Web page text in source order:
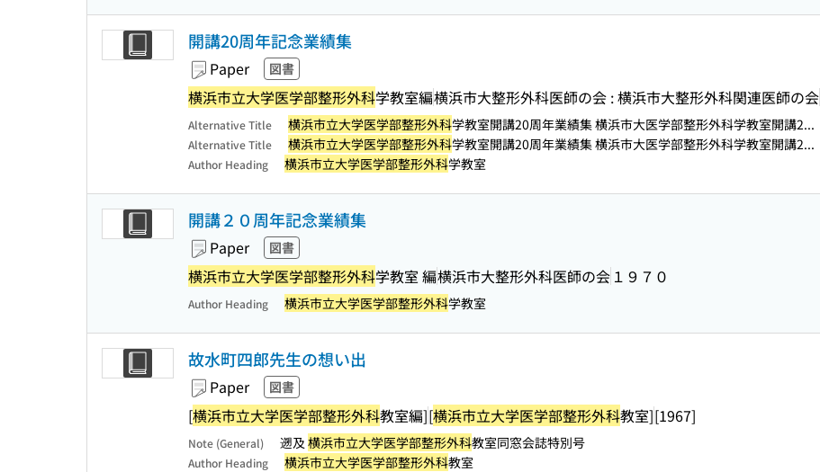
開講20周年記念業績集
Paper 図書
横浜市立大学医学部整形外科学教室編横浜市大整形外科医師の会 : 横浜市大整形外科関連医師の会
Alternative Title 横浜市立大学医学部整形外科学教室開講20周年業績集 横浜市大医学部整形外科学教室開講2...
Alternative Title 横浜市立大学医学部整形外科学教室開講20周年業績集 横浜市大医学部整形外科学教室開講2...
Author Heading 横浜市立大学医学部整形外科学教室
開講２０周年記念業績集
Paper 図書
横浜市立大学医学部整形外科学教室 編横浜市大整形外科医師の会 １９７０
Author Heading 横浜市立大学医学部整形外科学教室
故水町四郎先生の想い出
Paper 図書
[横浜市立大学医学部整形外科教室編][横浜市立大学医学部整形外科教室][1967]
Note (General) 遡及 横浜市立大学医学部整形外科教室同窓会誌特別号
Author Heading 横浜市立大学医学部整形外科教室